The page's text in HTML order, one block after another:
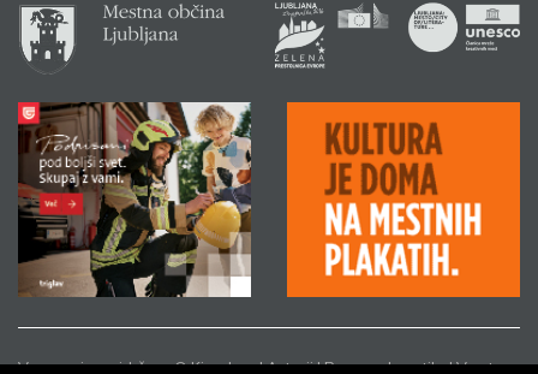
Vse pravice pridržane © Kinodvor |Avtorji|Pravno obvestilo|Varstvo